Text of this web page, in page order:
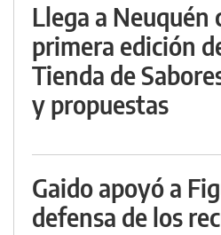
Llega a Neuquén
primera edición
Tienda de
y propuestas
Gaido apoyó a
defensa de los